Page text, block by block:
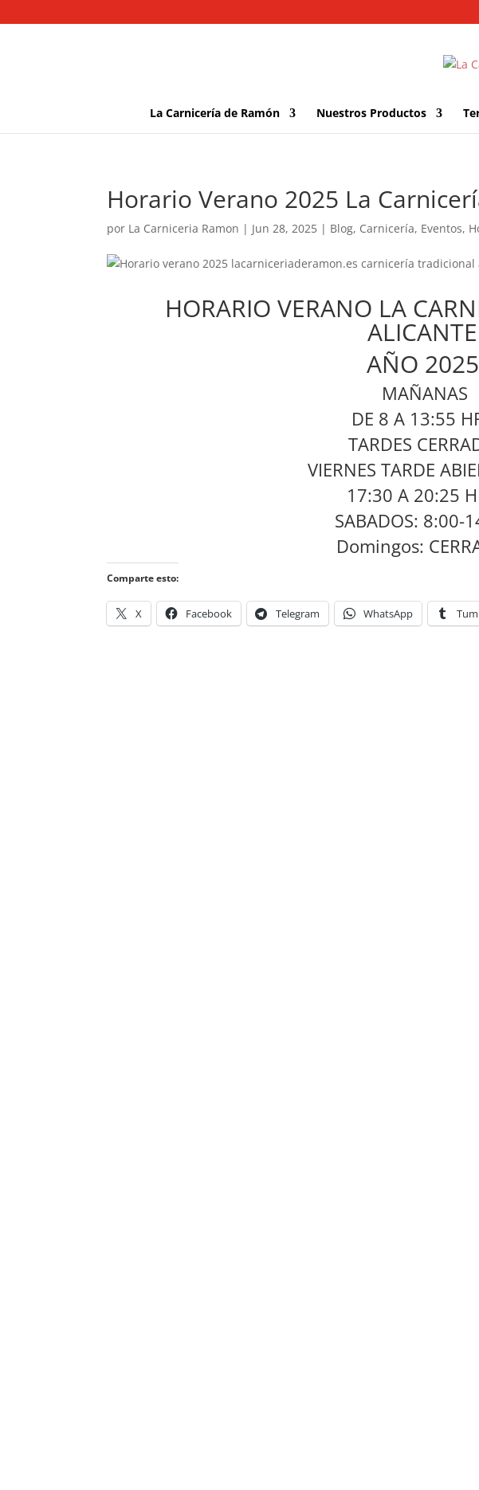
La Carnicería de Ramón Nuestros Productos
Horario Verano 2025 La
por La Carniceria Ramon | Jun 28, 2025 | Blog, Carnicería, Eventos,
HORARIO VERANO LA
ALICANTE
AÑO 2025
MAÑANAS
DE 8 A 13:55
TARDES
VIERNES TARDE
17:30 A 20:25
SABADOS: 8:00-
Domingos:
Comparte esto:
X Facebook Telegram WhatsApp